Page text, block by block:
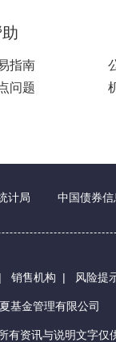
指南
问题
计局 中国债券信
销售机构 | 风险提
基金管理有限公司
有资讯与说明文字仅